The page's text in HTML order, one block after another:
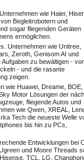
wie Haier,
Begleitrobotern und
sogar fliegenden Geräten
ermöglichen.
Unternehmen wie Unitree,
Zeroth, Genisom AI und
zu bewältigen -
- und die rasante
zeigen.
wie Huawei, Dreame, BOE,
Motor Lösungen der
fliegende Autos und
wie Qwen, XREAL,
Tech die neueste Welle
bis hin zu PCs,
Entwicklungen bei
und Moore Threads
TCL, LG,